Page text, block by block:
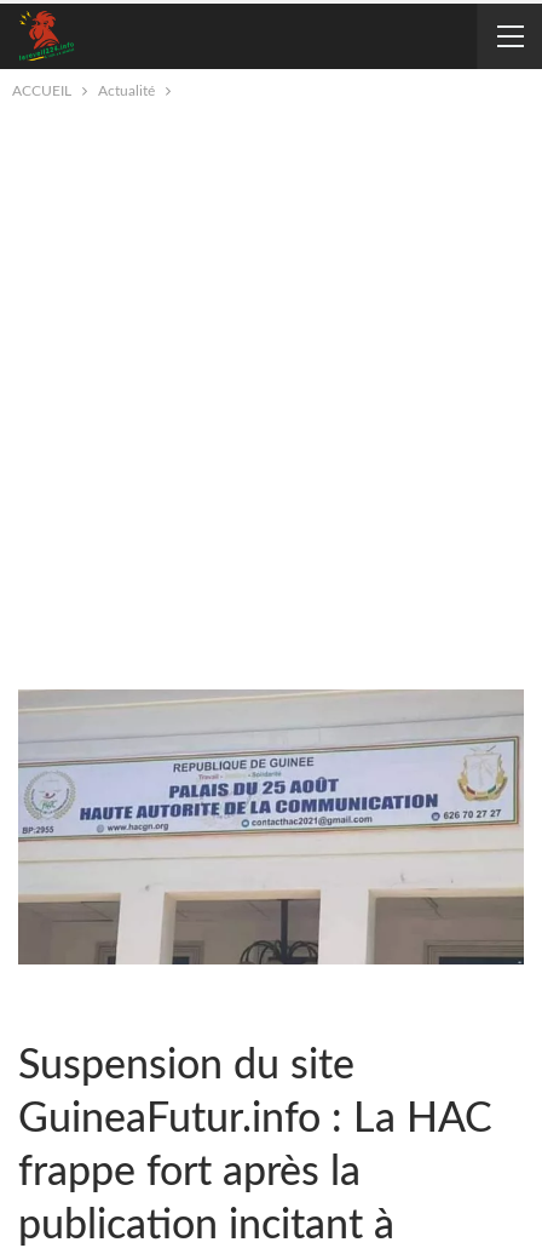
ACCUEIL Actualité
Suspension du site
GuineaFutur.info : La HAC
frappe fort après la
publication incitant à